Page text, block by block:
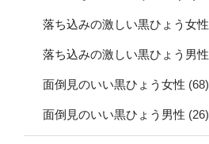
落ち込みの激しい黒ひょう女性
落ち込みの激しい黒ひょう男性
面倒見のいい黒ひょう女性 (68)
面倒見のいい黒ひょう男性 (26)